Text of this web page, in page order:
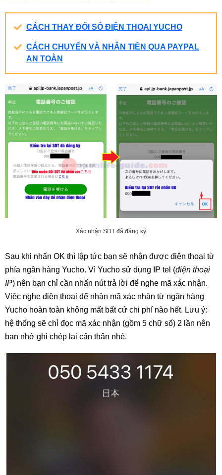
CÁCH THAY ĐỔI SỐ ĐIỆN THOẠI YUCHO
CÁCH CHUYỂN VÀ NHẬN TIỀN QUA PAYPAL
AN TOÀN
Xác nhận SDT đã đăng ký
Sau khi nhấn OK thì lập tức bạn sẽ nhận được điện thoại từ
phía ngân hàng Yucho. Vì Yucho sử dụng IP tel (điện thoại
IP) nên bạn chỉ cần nhấn nút trả lời để nghe mã xác nhận.
Việc nghe điện thoại để nhận mã xác nhận từ ngân hàng
Yucho hoàn toàn không mất bất cứ chi phí nào hết. Lưu ý:
hệ thống sẽ chỉ đọc mã xác nhận (gồm 5 chữ số) 2 lần nên
bạn nhớ ghi chép lại cẩn thận nhé.